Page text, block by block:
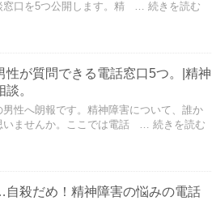
口を5つ公開します。精
… 続きを読む
性が質問できる電話窓口5つ。|精神
。
性へ朗報です。精神障害について、誰か
ませんか。ここでは電話
… 続きを読む
殺だめ！精神障害の悩みの電話